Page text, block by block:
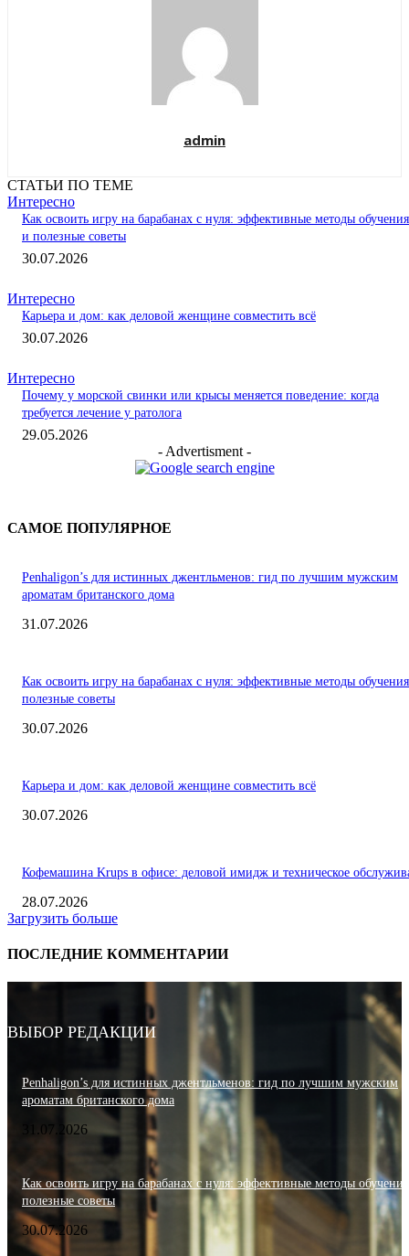
admin
СТАТЬИ ПО ТЕМЕ
Интересно
Как освоить игру на барабанах с нуля: эффективные методы обучения
и полезные советы
30.07.2026
Интересно
Карьера и дом: как деловой женщине совместить всё
30.07.2026
Интересно
Почему у морской свинки или крысы меняется поведение: когда
требуется лечение у ратолога
29.05.2026
- Advertisment -
САМОЕ ПОПУЛЯРНОЕ
Penhaligon’s для истинных джентльменов: гид по лучшим мужским
ароматам британского дома
31.07.2026
Как освоить игру на барабанах с нуля: эффективные методы
полезные советы
30.07.2026
Карьера и дом: как деловой женщине совместить всё
30.07.2026
Кофемашина Krups в офисе: деловой имидж и техническое
28.07.2026
Загрузить больше
ПОСЛЕДНИЕ КОММЕНТАРИИ
ВЫБОР РЕДАКЦИИ
Penhaligon’s для истинных джентльменов: гид по лучшим мужским
ароматам британского дома
31.07.2026
Как освоить игру на барабанах с нуля: эффективные методы
полезные советы
30.07.2026